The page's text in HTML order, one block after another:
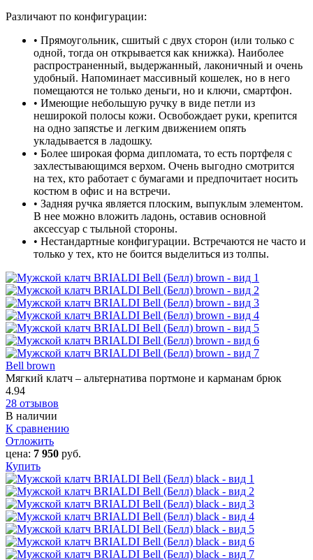
Различают по конфигурации:
• Прямоугольник, сшитый с двух сторон (или только с
одной, тогда он открывается как книжка). Наиболее
распространенный, выдержанный, лаконичный и очень
удобный. Напоминает массивный кошелек, но в него
помещаются не только деньги, но и ключи, смартфон.
• Имеющие небольшую ручку в виде петли из
неширокой полосы кожи. Освобождает руки, крепится
на одно запястье и легким движением опять
укладывается в ладошку.
• Более широкая форма дипломата, то есть портфеля с
захлестывающимся верхом. Очень выгодно смотрится
на тех, кто работает с бумагами и предпочитает носить
костюм в офис и на встречи.
• Задняя ручка является плоским, выпуклым элементом.
В нее можно вложить ладонь, оставив основной
аксессуар с тыльной стороны.
• Нестандартные конфигурации. Встречаются не часто и
только у тех, кто не боится выделиться из толпы.
Bell brown
Мягкий клатч – альтернатива портмоне и карманам брюк
4.94
28 отзывов
В наличии
К сравнению
Отложить
цена: 7 950 руб.
Купить